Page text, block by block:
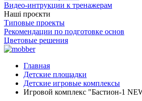
Видео-интрукции к тренажерам
Наші проєкти
Типовые проекты
Рекомендации по подготовке основ
Цветовые решения
Главная
Детские площадки
Детские игровые комплексы
Игровой комплекс "Бастион-1